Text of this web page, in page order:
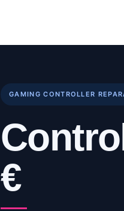
GAMING CONTROLLER
€